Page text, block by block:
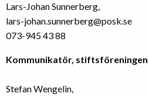
Lars-Johan Sunnerberg,
lars-johan.sunnerberg@posk.se
073-945 43 88
Kommunikatör, stiftsföreningen
Stefan Wengelin,